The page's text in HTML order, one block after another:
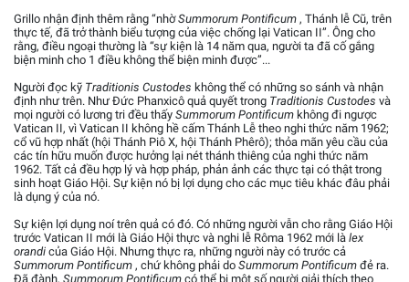
Grillo nhận định thêm rằng “nhờSummorum Pontificum , Thánh lễ Cũ, trên
thực tế, đã trở thành biểu tượng của việc chống lại Vatican II”. Ông cho
rằng, điều ngoại thường là “sự kiện là 14 năm qua, người ta đã cố gắng
biện minh cho 1 điều không thể biện minh được”...
Người đọc kỹ Traditionis Custodes không thể có những so sánh và nhận
định như trên. Như Đức Phanxicô quả quyết trong Traditionis Custodes và
mọi người có lương tri đều thấy Summorum Pontificum không đi ngược
Vatican II, vì Vatican II không hề cấm Thánh Lễ theo nghi thức năm 1962;
cổ vũ hợp nhất (hội Thánh Piô X, hội Thánh Phêrô); thỏa mãn yêu cầu của
các tín hữu muốn được hưởng lại nét thánh thiêng của nghi thức năm
1962. Tất cả đều hợp lý và hợp pháp, phản ảnh các thực tại có thật trong
sinh hoạt Giáo Hội. Sự kiện nó bị lợi dụng cho các mục tiêu khác đâu phải
là dụng ý của nó.
Sự kiện lợi dụng noí trên quả có đó. Có những người vẫn cho rằng Giáo Hội
trước Vatican II mới là Giáo Hội thực và nghi lễ Rôma 1962 mới là lex
orandi của Giáo Hội. Nhưng thực ra, những người này có trước cả
Summorum Pontificum , chứ không phải do Summorum Pontificum đẻ ra.
Đã đành, Summorum Pontificum có thể bị một số người giải thích theo